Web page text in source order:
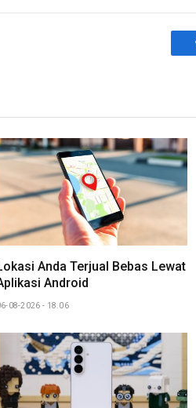
Anda Terjual Bebas Lewat
Android
08-2026 - 18.06